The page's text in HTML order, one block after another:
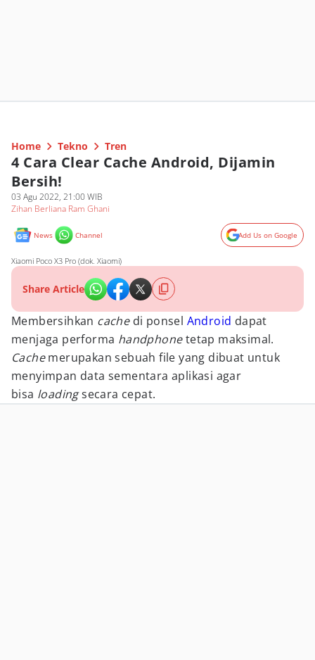
Home Tekno Tren
4 Cara Clear Cache Android, Dijamin
Bersih!
03 Agu 2022, 21:00 WIB
Zihan Berliana Ram Ghani
News Channel Add Us on Google
Xiaomi Poco X3 Pro (dok. Xiaomi)
Share Article
Membersihkan cachedi ponsel Android dapat
menjaga performa handphonetetap maksimal.
Cachemerupakan sebuah file yang dibuat untuk
menyimpan data sementara aplikasi agar
bisa loadingsecara cepat.